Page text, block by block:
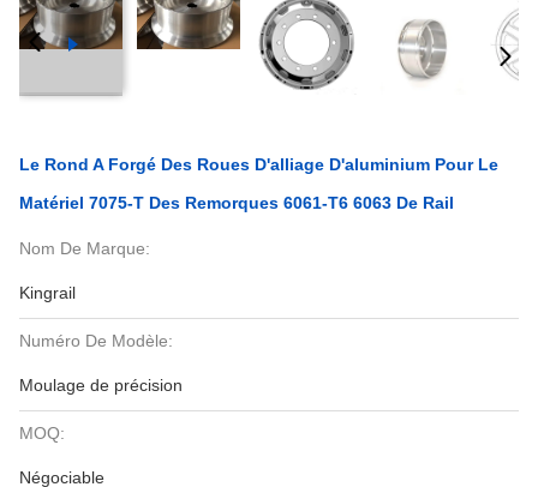
Le Rond A Forgé Des Roues D'alliage D'aluminium Pour Le
Matériel 7075-T Des Remorques 6061-T6 6063 De Rail
Nom De Marque:
Kingrail
Numéro De Modèle:
Moulage de précision
MOQ:
Négociable